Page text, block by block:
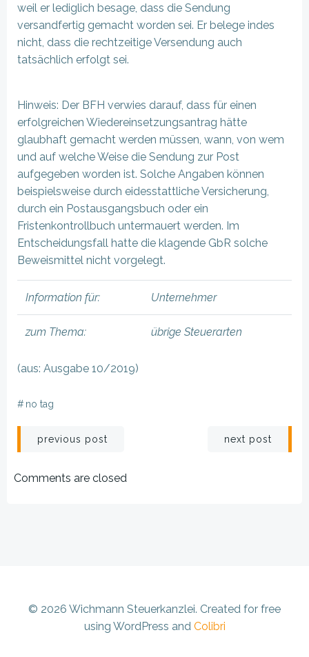
weil er lediglich besage, dass die Sendung
versandfertig gemacht worden sei. Er belege indes
nicht, dass die rechtzeitige Versendung auch
tatsächlich erfolgt sei.
Hinweis: Der BFH verwies darauf, dass für einen
erfolgreichen Wiedereinsetzungsantrag hätte
glaubhaft gemacht werden müssen, wann, von wem
und auf welche Weise die Sendung zur Post
aufgegeben worden ist. Solche Angaben können
beispielsweise durch eidesstattliche Versicherung,
durch ein Postausgangsbuch oder ein
Fristenkontrollbuch untermauert werden. Im
Entscheidungsfall hatte die klagende GbR solche
Beweismittel nicht vorgelegt.
Information für: Unternehmer
zum Thema: übrige Steuerarten
(aus: Ausgabe 10/2019)
# no tag
Beitragsnavigation
previous post next post
Comments are closed
© 2026 Wichmann Steuerkanzlei. Created for free
using WordPress and Colibri